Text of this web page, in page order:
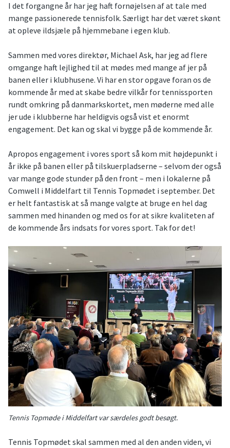
I det forgangne år har jeg haft fornøjelsen af at tale med
mange passionerede tennisfolk. Særligt har det været skønt
at opleve ildsjæle på hjemmebane i egen klub.
Sammen med vores direktør, Michael Ask, har jeg ad flere
omgange haft lejlighed til at mødes med mange af jer på
banen eller i klubhusene. Vi har en stor opgave foran os de
kommende år med at skabe bedre vilkår for tennissporten
rundt omkring på danmarkskortet, men møderne med alle
jer ude i klubberne har heldigvis også vist et enormt
engagement. Det kan og skal vi bygge på de kommende år.
Apropos engagement i vores sport så kom mit højdepunkt i
år ikke på banen eller på tilskuerpladserne – selvom der også
var mange gode stunder på den front – men i lokalerne på
Comwell i Middelfart til Tennis Topmødet i september. Det
er helt fantastisk at så mange valgte at bruge en hel dag
sammen med hinanden og med os for at sikre kvaliteten af
de kommende års indsats for vores sport. Tak for det!
Tennis Topmøde i Middelfart var særdeles godt besøgt.
Tennis Topmødet skal sammen med al den anden viden, vi